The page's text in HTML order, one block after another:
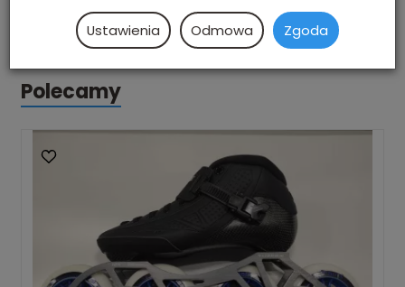
Polecamy
Ustawienia Odmowa Zgoda